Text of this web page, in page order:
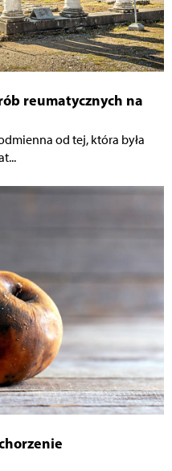
reumatycznych na
od tej, która była